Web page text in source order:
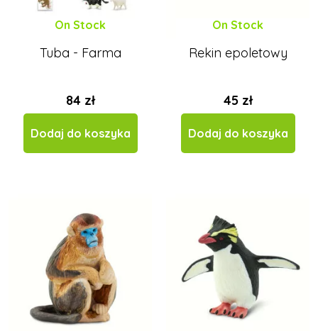
On Stock
Tuba - Farma
84 zł
Dodaj do koszyka
On Stock
Rekin epoletowy
45 zł
Dodaj do koszyka